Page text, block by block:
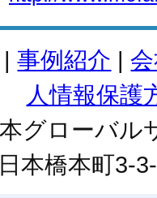
|事例紹介 |
人情報保護
グローバル
本橋本町3-